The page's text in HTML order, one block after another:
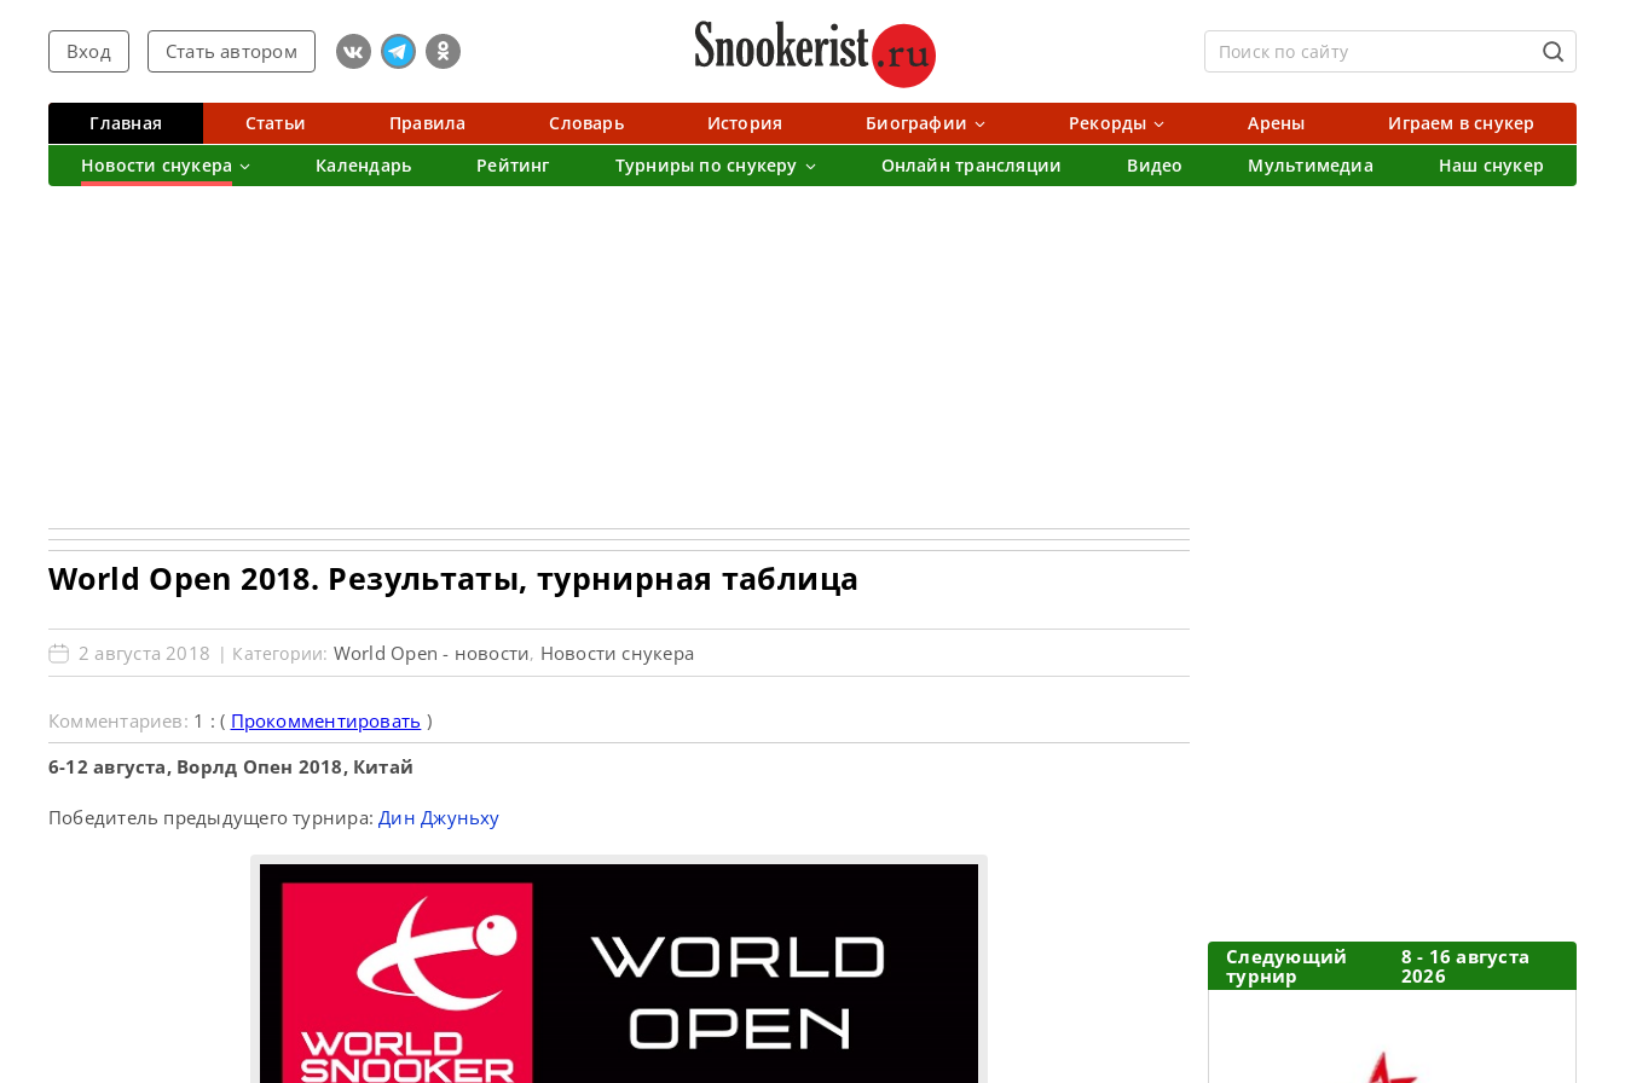
Вход Стать автором
Главная Статьи Правила Словарь История Биографии Рекорды Арены
Играем в снукер
Новости снукера
Календарь Рейтинг Турниры по снукеру Онлайн трансляции Видео Мультимедиа Наш снукер
World Open 2018. Результаты, турнирная таблица
2 августа 2018 | Категории: World Open - новости, Новости снукера
Комментариев: 1 : ( Прокомментировать )
6-12 августа, Ворлд Опен 2018, Китай
Победитель предыдущего турнира:Дин Джуньху
Следующий
турнир
8 - 16 августа
2026